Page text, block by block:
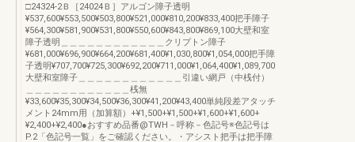
□24324-2Ｂ［24024Ｂ］アルゴン障子透明
¥537,600¥553,500¥503,800¥521,000¥810,200¥833,400把手障子
¥564,300¥581,900¥531,800¥550,600¥843,800¥869,100大壁和室
障子透明＿＿＿＿＿＿＿＿＿＿＿＿クリプトン障子
¥681,000¥696,900¥664,200¥681,400¥1,030,800¥1,054,000把手障
子透明¥707,700¥725,300¥692,200¥711,000¥1,064,400¥1,089,700
大壁和室障子＿＿＿＿＿＿＿＿＿＿＿＿引違い網戸（中桟付）
＿＿＿＿＿＿＿＿＿＿＿＿桟無
¥33,600¥35,300¥34,500¥36,300¥41,200¥43,400単純段差アタッチ
メント24mm用（加算額）+¥1,500+¥1,500+¥1,600+¥1,600+
¥2,400+¥2,400●おすすめ品番@TWH－呼称－色記号※色記号は
P.2「色記号一覧」をご確認ください。・アシスト把手は把手障